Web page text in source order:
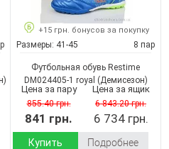
+15 грн. бонусов за покупку
Размеры: 41-45 8 пар
Футбольная обувь Restime
DM024405-1 royal (Демисезон)
Цена за пару
855.40 грн.
841 грн.
Цена за ящик
6 843.20 грн.
6 734 грн.
Купить Подробнее